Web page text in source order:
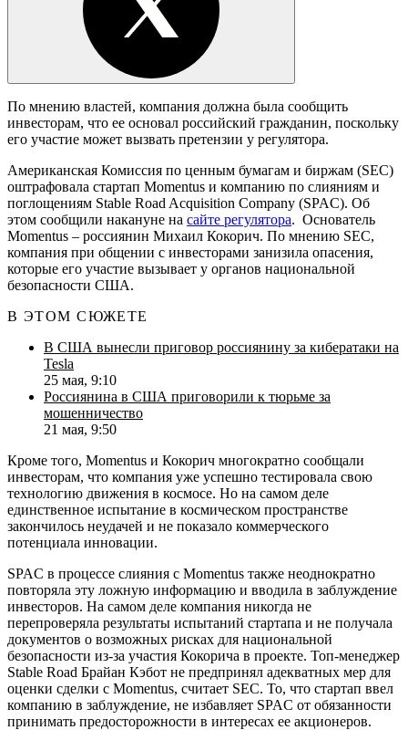
По мнению властей, компания должна была сообщить
инвесторам, что ее основал российский гражданин, поскольку
его участие может вызвать претензии у регулятора.
Американская Комиссия по ценным бумагам и биржам (SEC)
оштрафовала стартап Momentus и компанию по слияниям и
поглощениям Stable Road Acquisition Company (SPAC). Об
этом сообщили накануне на сайте регулятора. Основатель
Momentus – россиянин Михаил Кокорич. По мнению SEC,
компания при общении с инвесторами занизила опасения,
которые его участие вызывает у органов национальной
безопасности США.
В ЭТОМ СЮЖЕТЕ
В США вынесли приговор россиянину за кибератаки на
Tesla
25 мая, 9:10
Россиянина в США приговорили к тюрьме за
мошенничество
21 мая, 9:50
Кроме того, Momentus и Кокорич многократно сообщали
инвесторам, что компания уже успешно тестировала свою
технологию движения в космосе. Но на самом деле
единственное испытание в космическом пространстве
закончилось неудачей и не показало коммерческого
потенциала инновации.
SPAC в процессе слияния с Momentus также неоднократно
повторяла эту ложную информацию и вводила в заблуждение
инвесторов. На самом деле компания никогда не
перепроверяла результаты испытаний стартапа и не получала
документов о возможных рисках для национальной
безопасности из-за участия Кокорича в проекте. Топ-менеджер
Stable Road Брайан Кэбот не предпринял адекватных мер для
оценки сделки с Momentus, считает SEC. То, что стартап ввел
компанию в заблуждение, не избавляет SPAC от обязанности
принимать предосторожности в интересах ее акционеров.